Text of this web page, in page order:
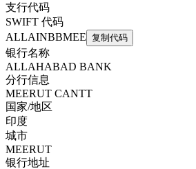
支行代码
SWIFT 代码
ALLAINBBMEE 复制代码
银行名称
ALLAHABAD BANK
分行信息
MEERUT CANTT
国家/地区
印度
城市
MEERUT
银行地址